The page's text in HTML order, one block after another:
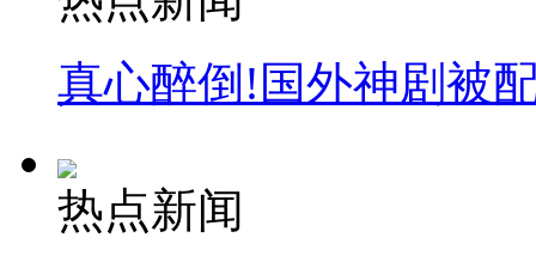
真心醉倒!国外神剧被
热点新闻